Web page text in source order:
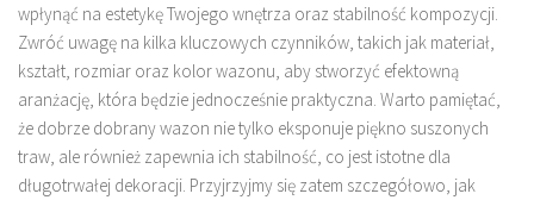
wpłynąć na estetykę Twojego wnętrza oraz stabilność kompozycji.
Zwróć uwagę na kilka kluczowych czynników, takich jak materiał,
kształt, rozmiar oraz kolor wazonu, aby stworzyć efektowną
aranżację, która będzie jednocześnie praktyczna. Warto pamiętać,
że dobrze dobrany wazon nie tylko eksponuje piękno suszonych
traw, ale również zapewnia ich stabilność, co jest istotne dla
długotrwałej dekoracji. Przyjrzyjmy się zatem szczegółowo, jak